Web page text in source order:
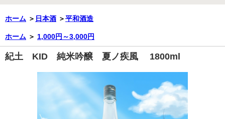
ホーム ＞ 日本酒 ＞平和酒造
ホーム ＞ 1,000円～3,000円
紀土 KID 純米吟醸 夏ノ疾風 1800ml